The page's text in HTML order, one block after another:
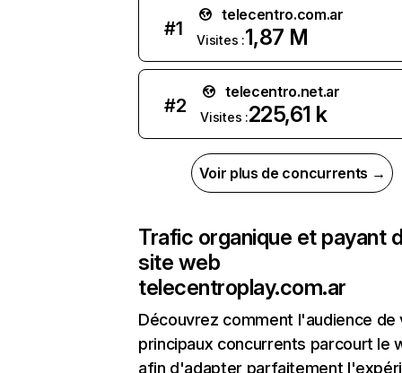
#1
telecentro.com.ar
Visites :1,87 M
#2
telecentro.net.ar
Visites :225,61 k
Voir plus de concurrents →
Trafic organique et payant
site web
telecentroplay.com.ar
Découvrez comment l'audience de
principaux concurrents parcourt le
afin d'adapter parfaitement